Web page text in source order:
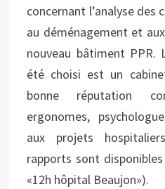
concernant l’analyse
au déménagement et
nouveau bâtiment PPR.
été choisi est un
bonne réputation
ergonomes,
aux projets
rapports sont
«12h hôpital Beaujon»).